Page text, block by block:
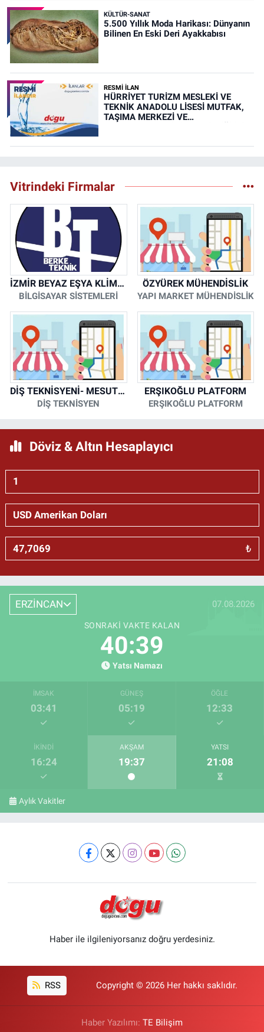
KÜLTÜR-SANAT
5.500 Yıllık Moda Harikası: Dünyanın
Bilinen En Eski Deri Ayakkabısı
RESMİ İLAN
HÜRRİYET TURİZM MESLEKİ VE
TEKNİK ANADOLU LİSESİ MUTFAK,
TAŞIMA MERKEZİ VE
Vitrindeki Firmalar
İZMİR BEYAZ EŞYA KLİMA KOMBİ SERVİSİ
BİLGİSAYAR SİSTEMLERİ
ÖZYÜREK MÜHENDİSLİK
YAPI MARKET MÜHENDİSLİK
DİŞ TEKNİSYENİ- MESUT KORKMAZ
DİŞ TEKNİSYEN
ERŞIKOĞLU PLATFORM
ERŞIKOĞLU PLATFORM
Döviz & Altın Hesaplayıcı
₺
ERZİNCAN 07.08.2026
SONRAKI VAKTE KALAN
40:38
Yatsı Namazı
İMSAK
03:41
GÜNEŞ
05:19
ÖĞLE
12:33
İKINDI
16:24
AKŞAM
19:37
YATSI
21:08
Aylık Vakitler
Haber ile ilgileniyorsanız doğru yerdesiniz.
RSS Copyright © 2026 Her hakkı saklıdır.
Haber Yazılımı: TE Bilişim